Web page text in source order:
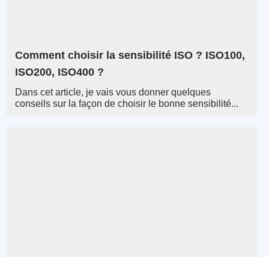
Comment choisir la sensibilité ISO ? ISO100,
ISO200, ISO400 ?
Dans cet article, je vais vous donner quelques
conseils sur la façon de choisir le bonne sensibilité...